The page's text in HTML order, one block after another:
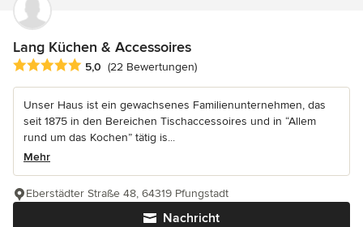
Lang Küchen & Accessoires
Durchschnittliche Bewertung: 5 von 5 Sternen
5,0 (22 Bewertungen)
Unser Haus ist ein gewachsenes Familienunternehmen, das
seit 1875 in den Bereichen Tischaccessoires und in “Allem
rund um das Kochen” tätig is...
Mehr
Nachricht
Eberstädter Straße 48, 64319 Pfungstadt